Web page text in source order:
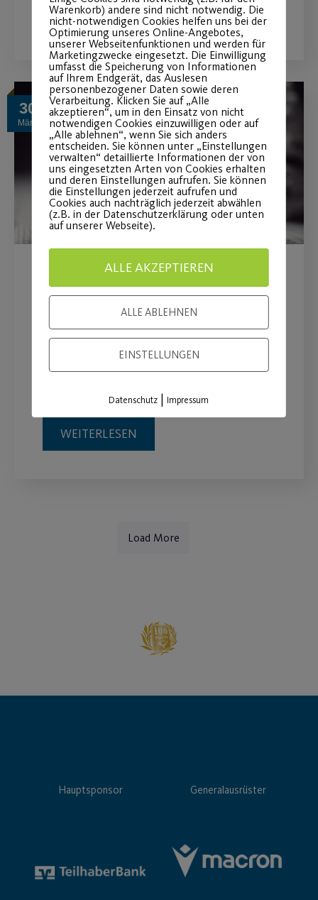
WEITERLESEN
30
März
Sportbetrieb wieder ohne
Corona-Beschränkungen
möglich
Ab 3. April keine coronabedingten
WEITERLESEN
Load More
Hauptsponsor Generalausrüster
Warenkorb) andere sind nicht notwendig. Die
nicht-notwendigen Cookies helfen uns bei der
Optimierung unseres Online-Angebotes,
unserer Webseitenfunktionen und werden für
Marketingzwecke eingesetzt. Die Einwilligung
umfasst die Speicherung von Informationen
auf Ihrem Endgerät, das Auslesen
personenbezogener Daten sowie deren
Verarbeitung. Klicken Sie auf „Alle
akzeptieren“, um in den Einsatz von nicht
notwendigen Cookies einzuwilligen oder auf
„Alle ablehnen“, wenn Sie sich anders
entscheiden. Sie können unter „Einstellungen
verwalten“ detaillierte Informationen der von
uns eingesetzten Arten von Cookies erhalten
und deren Einstellungen aufrufen. Sie können
die Einstellungen jederzeit aufrufen und
Cookies auch nachträglich jederzeit abwählen
(z.B. in der Datenschutzerklärung oder unten
auf unserer Webseite).
ALLE AKZEPTIEREN
ALLE ABLEHNEN
EINSTELLUNGEN
Datenschutz |Impressum